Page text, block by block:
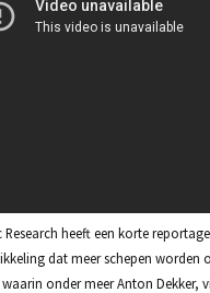
heeft een korte
dat meer schepen worden
onder meer Anton Dekker,